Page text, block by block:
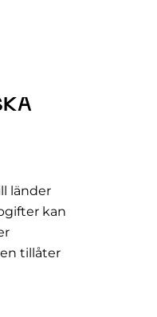
länder
kan
tillåter